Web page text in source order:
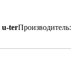
u-terПроизводитель: